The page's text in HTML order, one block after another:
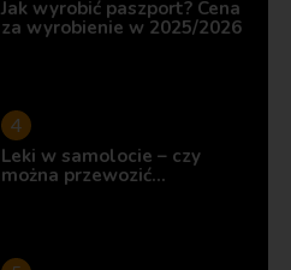
Jak wyrobić paszport? Cena
za wyrobienie w 2025/2026
Leki w samolocie – czy
można przewozić…